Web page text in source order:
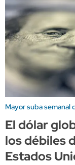
Mayor suba semanal
El dólar
los débiles
Estados